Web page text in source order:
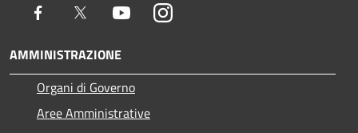
Facebook Twitter YoutubeInstagram
AMMINISTRAZIONE
Organi di Governo
Aree Amministrative